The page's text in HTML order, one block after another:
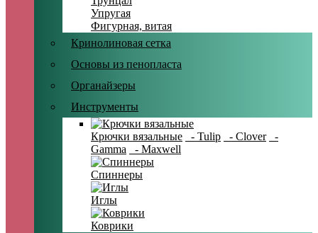
Упругая
Фигурная, витая
Кринолиновая сетка
Основы из пенопласта
Органайзеры
Инструменты
Крючки вязальные - Tulip - Clover
-
Gamma
- Maxwell
Спиннеры
Иглы
Коврики